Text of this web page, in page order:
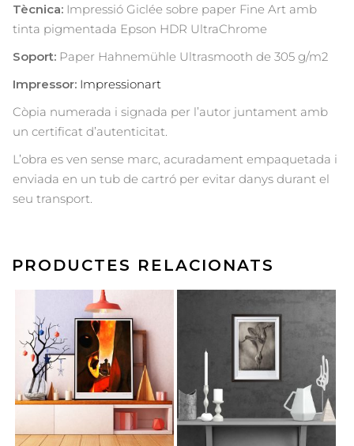
Tècnica: Impressió Giclée sobre paper Fine Art amb
tinta pigmentada Epson HDR UltraChrome
Soport: Paper Hahnemühle Ultrasmooth de 305 g/m2
Impressor: Impressionart
Còpia numerada i signada per l’autor juntament amb
un certificat d’autenticitat.
L’obra es ven sense marc, acuradament empaquetada i
enviada en un tub de cartró per evitar danys durant el
seu transport.
PRODUCTES RELACIONATS